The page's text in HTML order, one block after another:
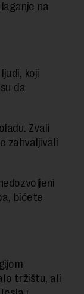
na
koji
da
Zvali
zahvaljivali
bićete
tržištu, ali